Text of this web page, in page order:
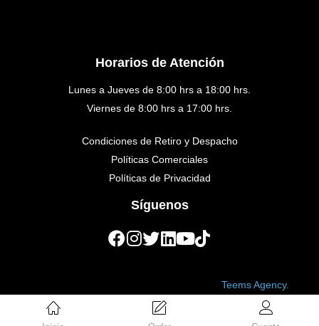
Horarios de Atención
Lunes a Jueves de 8:00 hrs a 18:00 hrs.
Viernes de 8:00 hrs a 17:00 hrs.
Condiciones de Retiro y Despacho
Políticas Comerciales
Políticas de Privacidad
Síguenos
Teems Agency.